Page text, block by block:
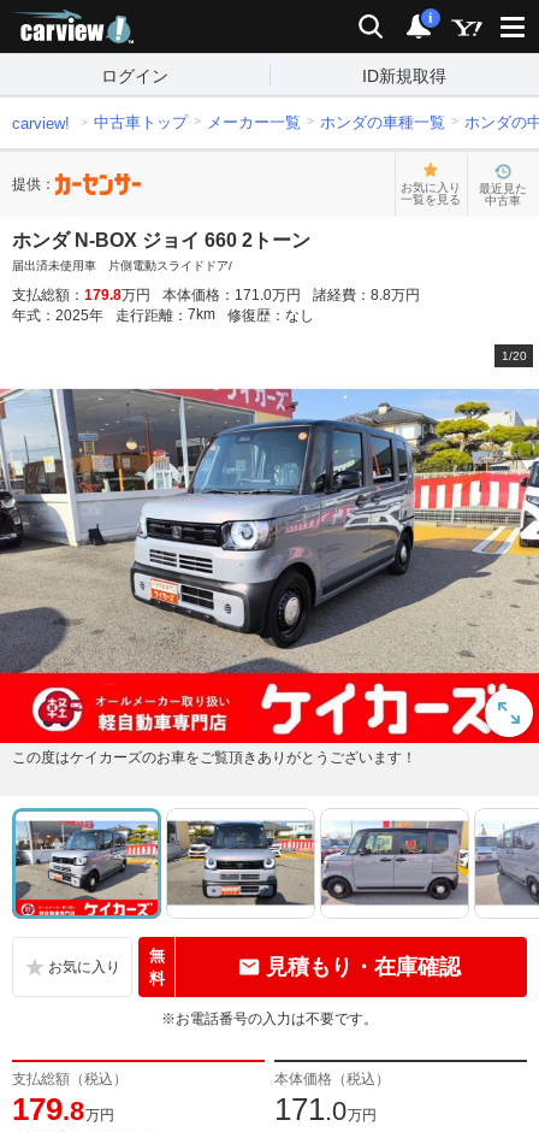
検索 通知
i
ログイン ID新規取得
carview! 中古車トップ メーカー一覧 ホンダの車種一覧 ホンダの
提供：
お気に入り
一覧を見る
最近見た
中古車
ホンダ N-BOX ジョイ 660 2トーン
届出済未使用車 片側電動スライドドア/
支払総額： 179.8万円 本体価格： 171.0万円 諸経費： 8.8万円
年式： 2025年 走行距離： 7 km 修復歴： なし
1/20
この度はケイカーズのお車をご覧頂きありがとうございます！
無
料
見積もり・在庫確認
※お電話番号の入力は不要です。
支払総額（税込）
179.8万円
本体価格（税込）
171.0万円